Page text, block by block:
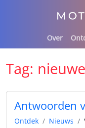
Over
Tag:
Antwoorden
Ontdek Nieuws